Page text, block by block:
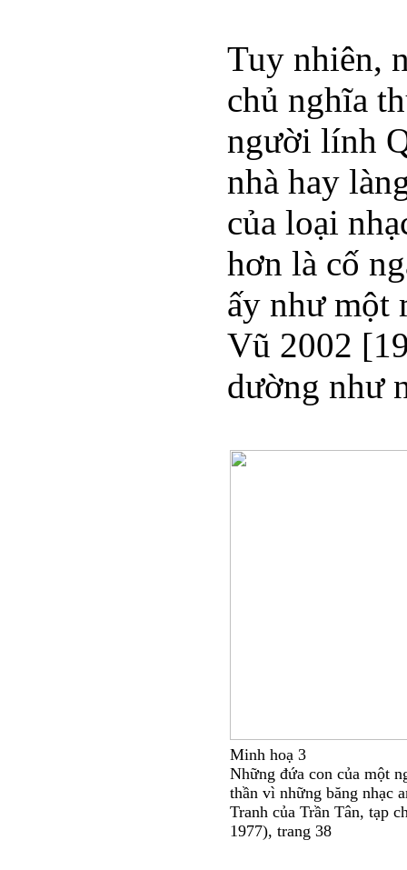
Tuy nhiên,
chủ nghĩa
người lính
nhà hay
của loại
hơn là cố
ấy như một
Vũ 2002
dường như
Minh hoạ 3
Những đứa con của một
thần vì những băng nhạc
Tranh của Trần Tân, tạp
1977), trang 38